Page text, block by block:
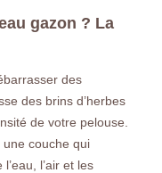
gazon ? La
des
des brins d’herbes
de votre pelouse.
couche qui
l’air et les